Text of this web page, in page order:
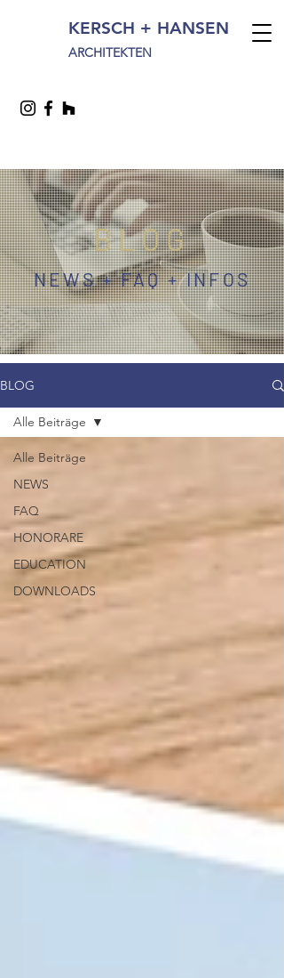
KERSCH + HANSEN
ARCHITEKTEN
BLOG
NEWS + FAQ + INFOS
BLOG
Alle Beiträge
NEWS
FAQ
HONORARE
EDUCATION
DOWNLOADS
Alle Beiträge